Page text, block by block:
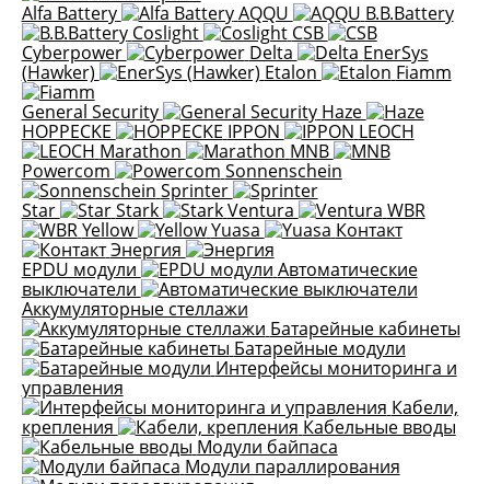
Alfa Battery
AQQU
B.B.Battery
Coslight
CSB
Cyberpower
Delta
EnerSys
(Hawker)
Etalon
Fiamm
General Security
Haze
HOPPECKE
IPPON
LEOCH
Marathon
MNB
Powercom
Sonnenschein
Sprinter
Star
Stark Ventura
WBR
Yellow
Yuasa
Контакт
Энергия
EPDU модули
Автоматические
выключатели
Аккумуляторные стеллажи
Батарейные кабинеты
Батарейные модули
Интерфейсы мониторинга и
управления
Кабели,
крепления
Кабельные вводы
Модули байпаса
Модули параллирования